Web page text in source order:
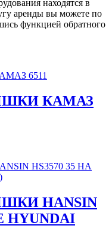
находятся в
аренды вы можете по
функцией обратного
КАМАЗ
HANSIN
HYUNDAI